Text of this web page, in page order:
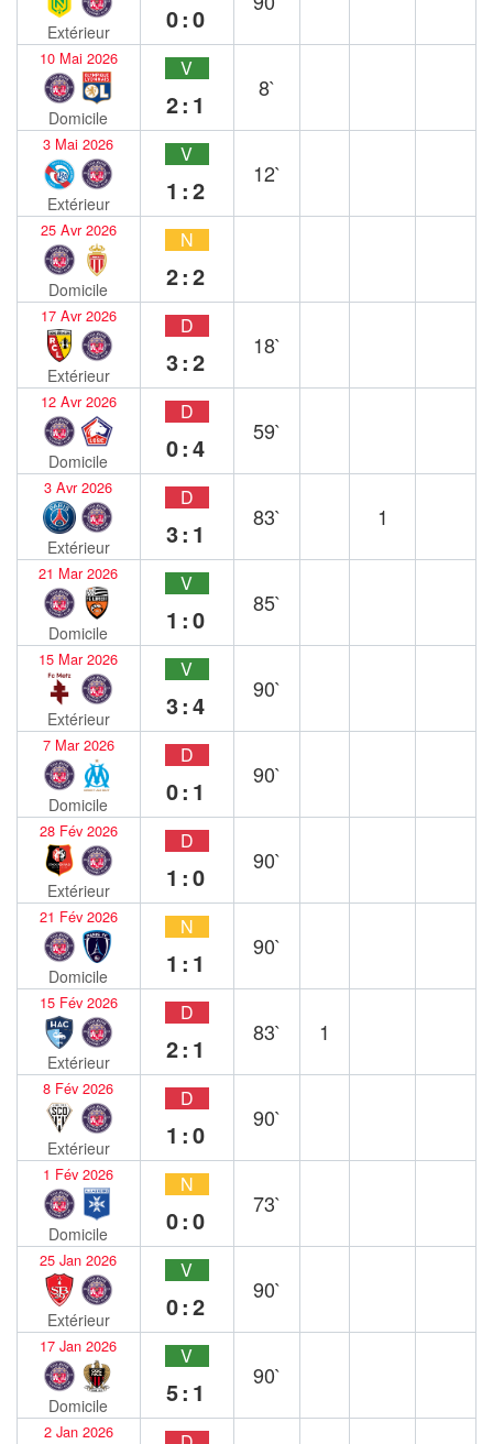
Extérieur 0:0
10 Mai 2026
Domicile
V
2:1
8`
3 Mai 2026
Extérieur
V
1:2
12`
25 Avr 2026
Domicile
N
2:2
17 Avr 2026
Extérieur
D
3:2
18`
12 Avr 2026
Domicile
D
0:4
59`
3 Avr 2026
Extérieur
D
3:1
83` 1
21 Mar 2026
Domicile
V
1:0
85`
15 Mar 2026
Extérieur
V
3:4
90`
7 Mar 2026
Domicile
D
0:1
90`
28 Fév 2026
Extérieur
D
1:0
90`
21 Fév 2026
Domicile
N
1:1
90`
15 Fév 2026
Extérieur
D
2:1
83` 1
8 Fév 2026
Extérieur
D
1:0
90`
1 Fév 2026
Domicile
N
0:0
73`
25 Jan 2026
Extérieur
V
0:2
90`
17 Jan 2026
Domicile
V
5:1
90`
2 Jan 2026